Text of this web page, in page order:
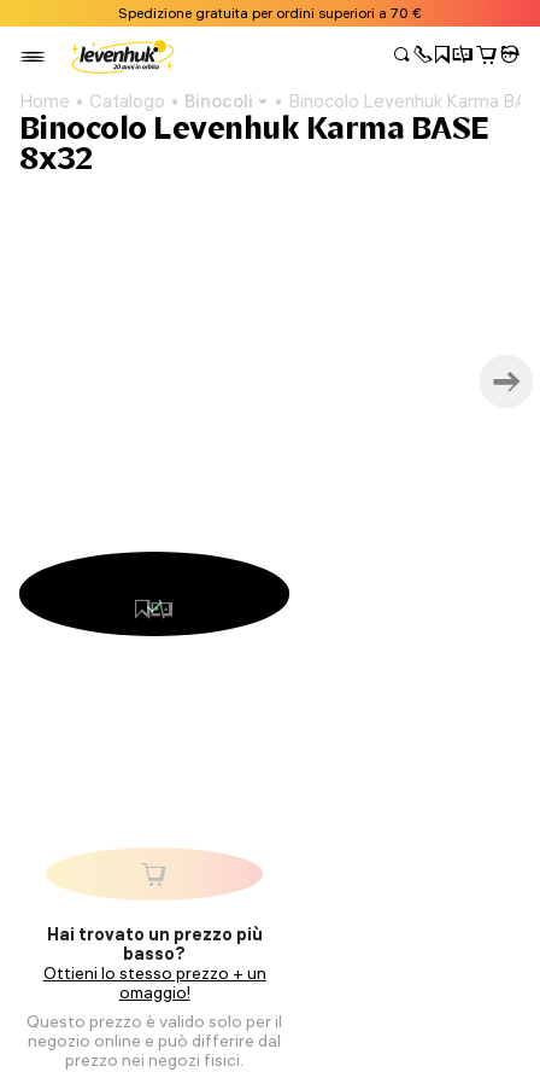
Spedizione gratuita per ordini superiori a 70 €
Home Catalogo Binocoli Binocolo Levenhuk Karma
Binocolo Levenhuk Karma BASE
8x32
Hai trovato un prezzo più
basso?
Ottieni lo stesso prezzo + un
omaggio!
Questo prezzo è valido solo per il
negozio online e può differire dal
prezzo nei negozi fisici.